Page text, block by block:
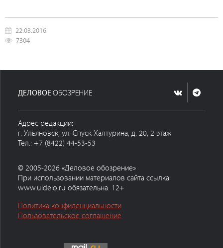
22.03.2016
7304
ДЕЛОВОЕОБОЗРЕНИЕ
Адрес редакции:
г. Ульяновск, ул. Спуск Халтурина, д. 20, 2 этаж
Тел.: +7 (8422) 44-53-53
© 2005-2026 «Деловое обозрение»
При использовании материалов сайта ссылка
www.uldelo.ru обязательна. 12+
Политика конфиденциальности
Пользовательское соглашение